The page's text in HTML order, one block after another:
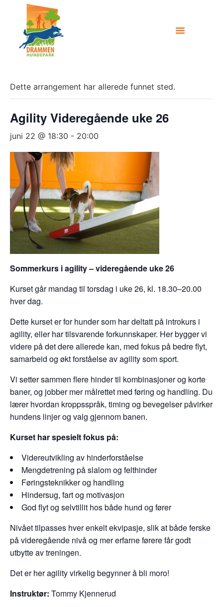
Dette arrangement har allerede funnet sted.
Agility Videregående uke 26
juni 22 @ 18:30 - 20:00
Sommerkurs i agility – videregående uke 26
Kurset går mandag til torsdag i uke 26, kl. 18.30–20.00
hver dag.
Dette kurset er for hunder som har deltatt på introkurs i
agility, eller har tilsvarende forkunnskaper. Her bygger vi
videre på det dere allerede kan, med fokus på bedre flyt,
samarbeid og økt forståelse av agility som sport.
Vi setter sammen flere hinder til kombinasjoner og korte
baner, og jobber mer målrettet med føring og handling. Du
lærer hvordan kroppsspråk, timing og bevegelser påvirker
hundens linjer og valg gjennom banen.
Kurset har spesielt fokus på:
Videreutvikling av hinderforståelse
Mengdetrening på slalom og felthinder
Føringsteknikker og handling
Hindersug, fart og motivasjon
God flyt og selvtillit hos både hund og fører
Nivået tilpasses hver enkelt ekvipasje, slik at både ferske
på videregående nivå og mer erfarne førere får godt
utbytte av treningen.
Det er her agility virkelig begynner å bli moro!
Instruktør: Tommy Kjennerud